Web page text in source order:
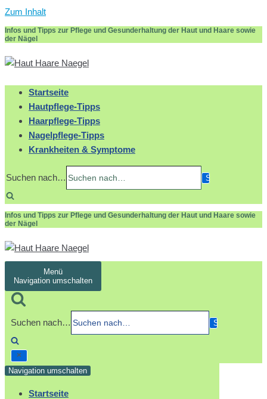
Zum Inhalt
Infos und Tipps zur Pflege und Gesunderhaltung der Haut und Haare sowie
der Nägel
Startseite
Hautpflege-Tipps
Haarpflege-Tipps
Nagelpflege-Tipps
Krankheiten & Symptome
Suchen nach…
Infos und Tipps zur Pflege und Gesunderhaltung der Haut und Haare sowie
der Nägel
Menü
Navigation umschalten
Suchen nach…
Navigation umschalten
Startseite